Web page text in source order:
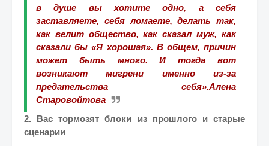
в душе вы хотите одно, а себя
заставляете, себя ломаете, делать так,
как велит общество, как сказал муж, как
сказали бы «Я хорошая». В общем, причин
может быть много. И тогда вот
возникают мигрени именно из-за
предательства себя».Алена
Старовойтова
2. Вас тормозят блоки из прошлого и старые
сценарии